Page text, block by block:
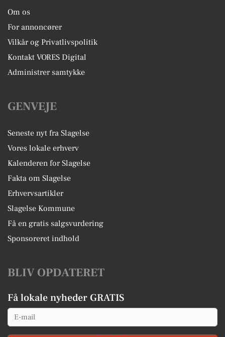
Om os
For annoncører
Vilkår og Privatlivspolitik
Kontakt VORES Digital
Administrer samtykke
GENVEJE
Seneste nyt fra Slagelse
Vores lokale erhverv
Kalenderen for Slagelse
Fakta om Slagelse
Erhvervsartikler
Slagelse Kommune
Få en gratis salgsvurdering
Sponsoreret indhold
BLIV OPDATERET
Få lokale nyheder GRATIS
Email